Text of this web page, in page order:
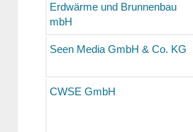
Erdwärme und Brunnenbau
mbH
Seen Media GmbH & Co. KG
CWSE GmbH